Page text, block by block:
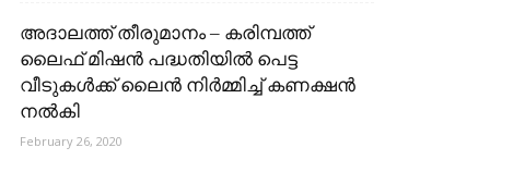
അദാലത്ത് തീരുമാനം – കരിമ്പത്ത്
ലൈഫ് മിഷൻ പദ്ധതിയിൽ പെട്ട
വീടുകൾക്ക് ലൈൻ നിർമ്മിച്ച് കണക്ഷൻ
നൽകി
February 26, 2020